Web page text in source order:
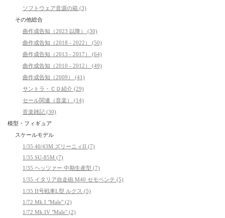
ソフトウェア音源の箱 (3)
その他総合
曲作成告知（2023 以降） (30)
曲作成告知（2018 - 2022） (50)
曲作成告知（2013 - 2017） (64)
曲作成告知（2010 - 2012） (49)
曲作成告知（2009） (41)
サントラ・ＣＤ紹介 (29)
セール関連（音楽） (14)
音楽雑記 (30)
模型・フィギュア
スケールモデル
1/35 40/43M ズリーニィII (7)
1/35 SU-85M (7)
1/35 ヘッツァー 中期生産型 (7)
1/35 イタリア自走砲 M40 セモベンテ (5)
1/35 II号戦車L型 ルクス (5)
1/72 Mk.I "Male" (2)
1/72 Mk.IV "Male" (2)